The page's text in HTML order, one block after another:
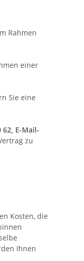
Rahmen
einer
Sie eine
E-Mail-
zu
Kosten, die
Ihnen